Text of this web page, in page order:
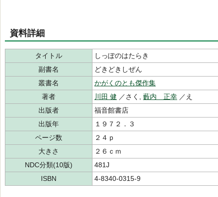
資料詳細
タイトル
しっぽのはたらき
副書名
どきどきしぜん
叢書名
かがくのとも傑作集
著者
川田 健 ／さく, 藪内 正幸 ／え
出版者
福音館書店
出版年
１９７２．３
ページ数
２４ｐ
大きさ
２６ｃｍ
NDC分類(10版)
481J
ISBN
4-8340-0315-9